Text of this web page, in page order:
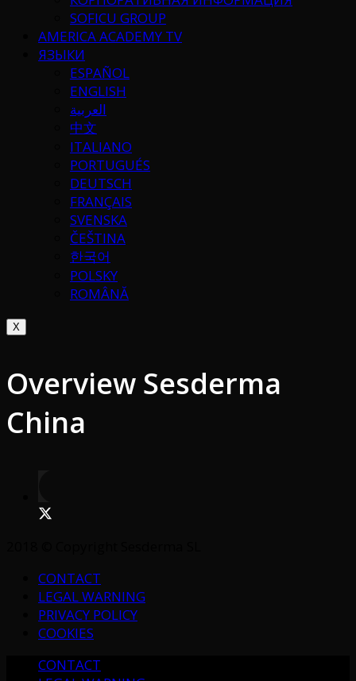
SOFICU GROUP
AMERICA ACADEMY TV
ЯЗЫКИ
ESPAÑOL
ENGLISH
العربية
中文
ITALIANO
PORTUGUÉS
DEUTSCH
FRANÇAIS
SVENSKA
ČEŠTINA
한국어
POLSKY
ROMÂNĂ
X
Overview Sesderma
China
CONTACT
LEGAL WARNING
PRIVACY POLICY
COOKIES
CONTACT